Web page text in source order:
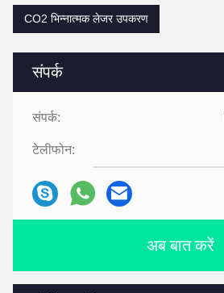
संपर्क
संपर्क:
टेलीफोन:
अब बात करें
CO2 भिन्नात्मक लेजर उपकरण